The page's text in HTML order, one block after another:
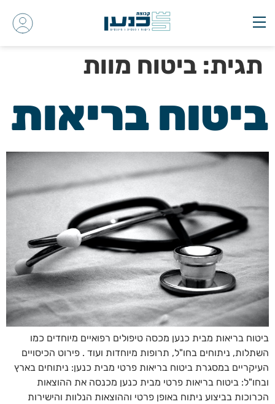
תגית: ביטוח מוות
ביטוח בריאות
ביטוח בריאות מבית כנען מכסה טיפולים רפואיים מיוחדים כמו
השתלות, ניתוחים בחו"ל, תרופות מיוחדות ועוד . פירוט הכיסויים
העיקריים במסגרת ביטוח בריאות פרטי מבית כנען: ניתוחים בארץ
ובחו"ל: ביטוח בריאות פרטי מבית כנען מכנסה את ההוצאות
הכרוכות בביצוע ניתוח באופן פרטי וההוצאות הנלוות והישירות